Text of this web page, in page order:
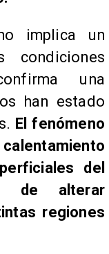
implica un
condiciones
una
han estado
El fenómeno
del
de alterar
regiones